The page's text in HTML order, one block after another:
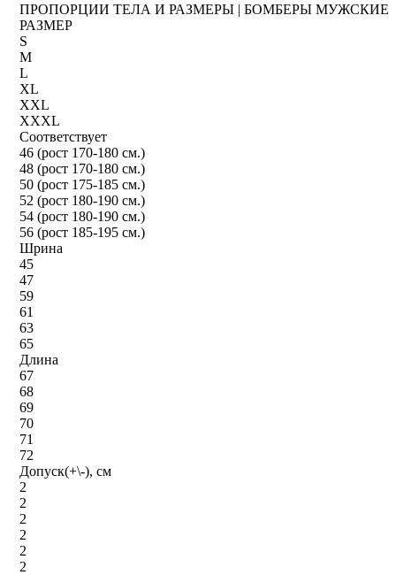
ПРОПОРЦИИ ТЕЛА И РАЗМЕРЫ | БОМБЕРЫ МУЖСКИЕ
РАЗМЕР
S
M
L
XL
XXL
XXXL
Соответствует
46 (рост 170-180 см.)
48 (рост 170-180 см.)
50 (рост 175-185 см.)
52 (рост 180-190 см.)
54 (рост 180-190 см.)
56 (рост 185-195 см.)
Шрина
45
47
59
61
63
65
Длина
67
68
69
70
71
72
Допуск(+\-), см
2
2
2
2
2
2